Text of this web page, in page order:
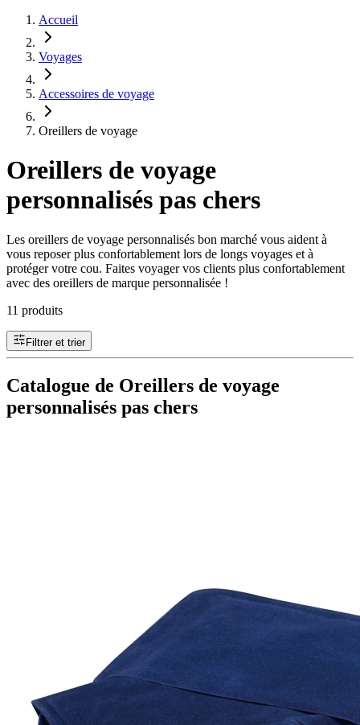
Accueil
Voyages
Accessoires de voyage
Oreillers de voyage
Oreillers de voyage
personnalisés pas chers
Les oreillers de voyage personnalisés bon marché vous aident à
vous reposer plus confortablement lors de longs voyages et à
protéger votre cou. Faites voyager vos clients plus confortablement
avec des oreillers de marque personnalisée !
11 produits
Filtrer et trier
Catalogue de Oreillers de voyage
personnalisés pas chers